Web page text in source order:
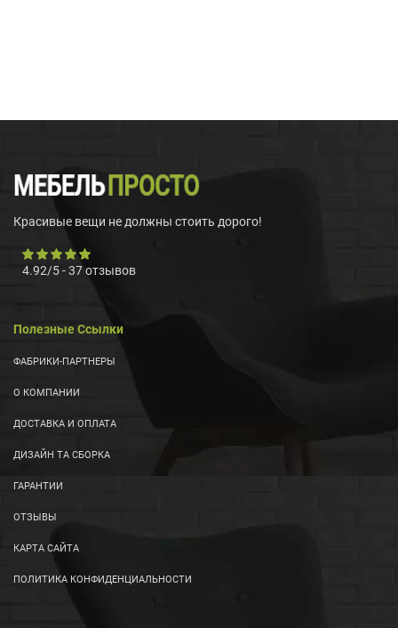
Красивые вещи не должны стоить дорого!
4.92/5-37отзывов
Полезные Ссылки
ФАБРИКИ-ПАРТНЕРЫ
О КОМПАНИИ
ДОСТАВКА И ОПЛАТА
ДИЗАЙН ТА СБОРКА
ГАРАНТИИ
ОТЗЫВЫ
КАРТА САЙТА
ПОЛИТИКА КОНФИДЕНЦИАЛЬНОСТИ